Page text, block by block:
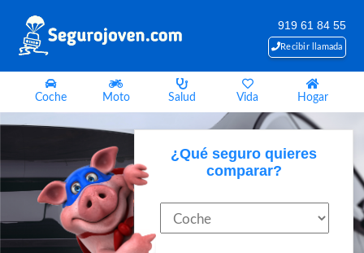
919 61 84 55
Recibir llamada
Coche Moto Salud Vida Hogar
¿Qué seguro quieres
comparar?